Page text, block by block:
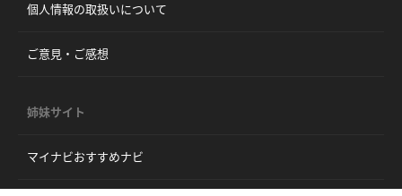
個人情報の取扱いについて
ご意見・ご感想
姉妹サイト
マイナビおすすめナビ